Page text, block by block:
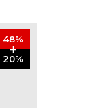
48%
20%